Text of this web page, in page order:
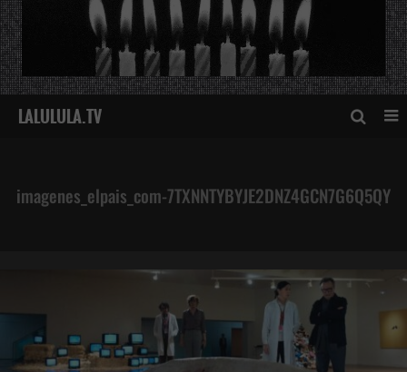
¿QUÉ ES ESTO?
imagenes_elpais_com-7TXNNTYBYJE2DNZ4GCN7G6Q5QY